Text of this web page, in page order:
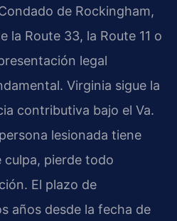
de Rockingham,
la Route 33, la Route 11 o
legal
Virginia sigue la
contributiva bajo el Va.
lesionada tiene
culpa, pierde todo
El plazo de
años desde la fecha de